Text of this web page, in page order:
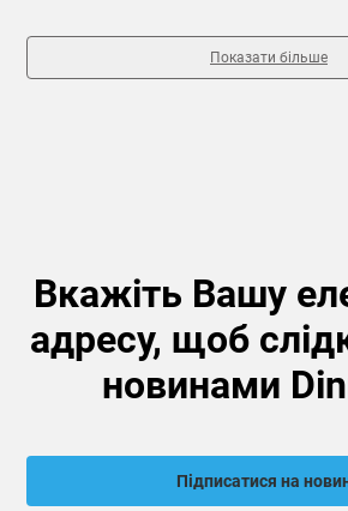
Показати більше
Вкажіть Вашу
адресу, щоб
новинами
Підписатися на